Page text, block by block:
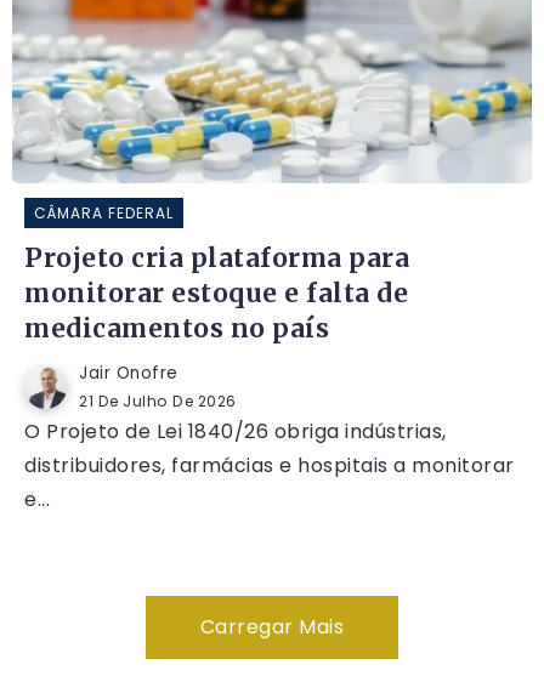
CÂMARA FEDERAL
Projeto cria plataforma para
monitorar estoque e falta de
medicamentos no país
Jair Onofre
21 De Julho De 2026
O Projeto de Lei 1840/26 obriga indústrias,
distribuidores, farmácias e hospitais a monitorar
e...
Carregar Mais